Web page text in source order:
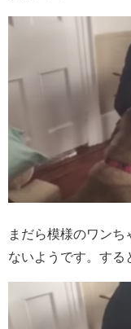
まだら模様のワン
ないようです。する